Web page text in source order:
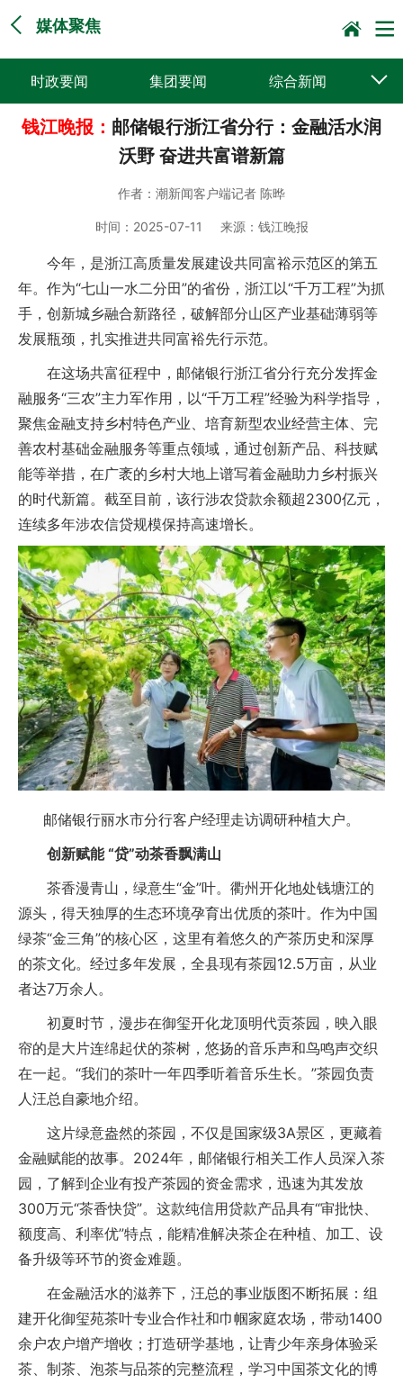
媒体聚焦
时政要闻 集团要闻 综合新闻
媒体聚焦 党建动态 普遍服务
企业文化
钱江晚报： 邮储银行浙江省分行：金融活水润
沃野 奋进共富谱新篇
作者： 潮新闻客户端记者 陈晔
时间： 2025-07-11 来源： 钱江晚报
今年，是浙江高质量发展建设共同富裕示范区的第五
年。作为“七山一水二分田”的省份，浙江以“千万工程”为抓
手，创新城乡融合新路径，破解部分山区产业基础薄弱等
发展瓶颈，扎实推进共同富裕先行示范。
在这场共富征程中，邮储银行浙江省分行充分发挥金
融服务“三农”主力军作用，以“千万工程”经验为科学指导，
聚焦金融支持乡村特色产业、培育新型农业经营主体、完
善农村基础金融服务等重点领域，通过创新产品、科技赋
能等举措，在广袤的乡村大地上谱写着金融助力乡村振兴
的时代新篇。截至目前，该行涉农贷款余额超2300亿元，
连续多年涉农信贷规模保持高速增长。
邮储银行丽水市分行客户经理走访调研种植大户。
创新赋能 “贷”动茶香飘满山
茶香漫青山，绿意生“金”叶。衢州开化地处钱塘江的
源头，得天独厚的生态环境孕育出优质的茶叶。作为中国
绿茶“金三角”的核心区，这里有着悠久的产茶历史和深厚
的茶文化。经过多年发展，全县现有茶园12.5万亩，从业
者达7万余人。
初夏时节，漫步在御玺开化龙顶明代贡茶园，映入眼
帘的是大片连绵起伏的茶树，悠扬的音乐声和鸟鸣声交织
在一起。“我们的茶叶一年四季听着音乐生长。”茶园负责
人汪总自豪地介绍。
这片绿意盎然的茶园，不仅是国家级3A景区，更藏着
金融赋能的故事。2024年，邮储银行相关工作人员深入茶
园，了解到企业有投产茶园的资金需求，迅速为其发放
300万元“茶香快贷”。这款纯信用贷款产品具有“审批快、
额度高、利率优”特点，能精准解决茶企在种植、加工、设
备升级等环节的资金难题。
在金融活水的滋养下，汪总的事业版图不断拓展：组
建开化御玺苑茶叶专业合作社和巾帼家庭农场，带动1400
余户农户增产增收；打造研学基地，让青少年亲身体验采
茶、制茶、泡茶与品茶的完整流程，学习中国茶文化的博